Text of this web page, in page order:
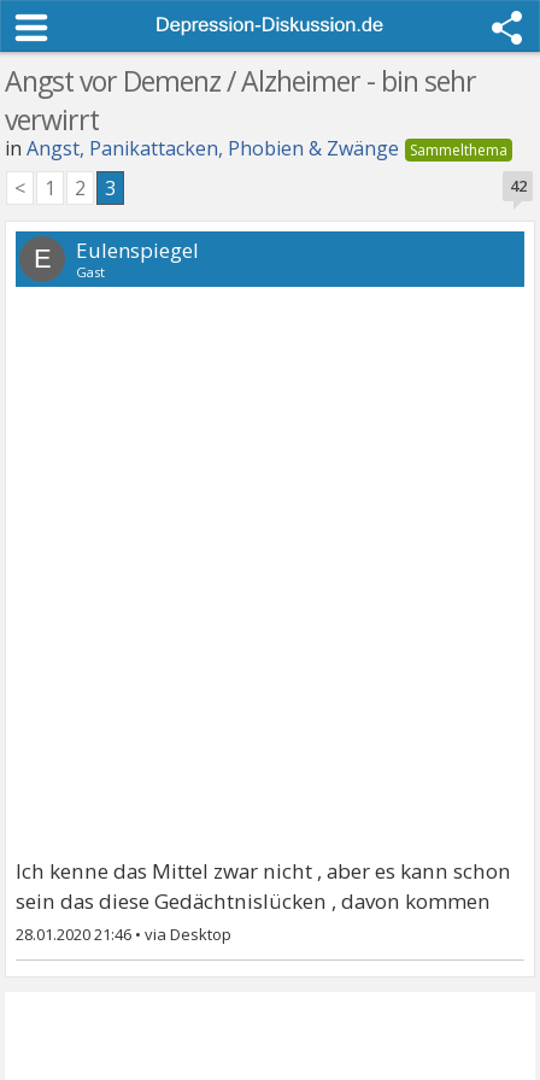
Angst vor Demenz / Alzheimer - bin sehr
verwirrt
inAngst, Panikattacken, Phobien & Zwänge
42
< 1 2 3
E Eulenspiegel
Gast
Ich kenne das Mittel zwar nicht , aber es kann schon
sein das diese Gedächtnislücken , davon kommen
28.01.2020 21:46 •